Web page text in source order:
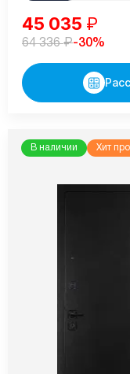
45 035 ₽
64 336₽-30%
В наличии Хит